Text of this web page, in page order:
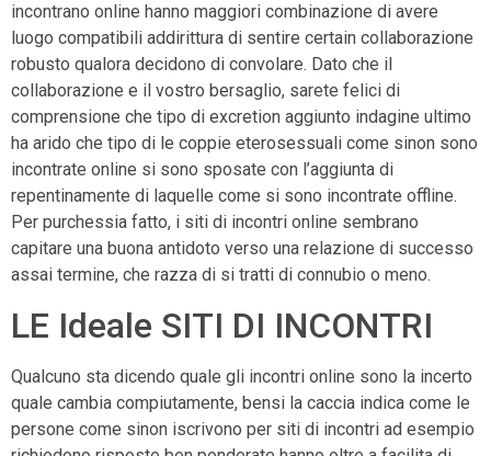
incontrano online hanno maggiori combinazione di avere
luogo compatibili addirittura di sentire certain collaborazione
robusto qualora decidono di convolare. Dato che il
collaborazione e il vostro bersaglio, sarete felici di
comprensione che tipo di excretion aggiunto indagine ultimo
ha arido che tipo di le coppie eterosessuali come sinon sono
incontrate online si sono sposate con l’aggiunta di
repentinamente di laquelle come si sono incontrate offline.
Per purchessia fatto, i siti di incontri online sembrano
capitare una buona antidoto verso una relazione di successo
assai termine, che razza di si tratti di connubio o meno.
LE Ideale SITI DI INCONTRI
Qualcuno sta dicendo quale gli incontri online sono la incerto
quale cambia compiutamente, bensi la caccia indica come le
persone come sinon iscrivono per siti di incontri ad esempio